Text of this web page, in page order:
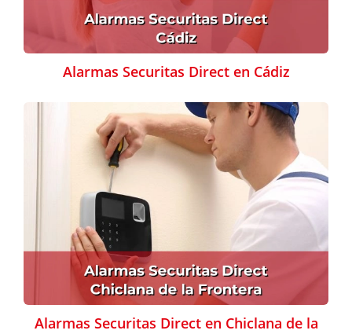
Alarmas Securitas Direct en Cádiz
Alarmas Securitas Direct en Chiclana de la